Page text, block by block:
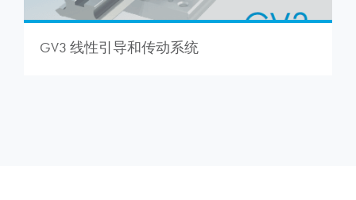
GV3 线性引导和传动系统